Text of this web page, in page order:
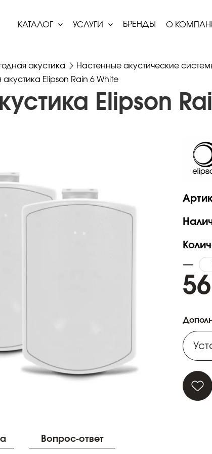
КАТАЛОГ УСЛУГИ БРЕНДЫ О
акустика Настенные акустические
акустика Elipson Rain 6 White
Elipson
Вопрос-ответ